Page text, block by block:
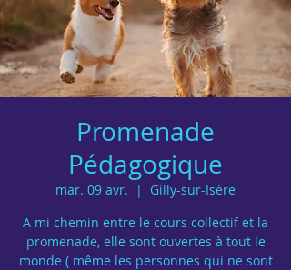
Promenade
Pédagogique
mar. 09 avr.
  |
Gilly-sur-Isère
A mi chemin entre le cours collectif et la
promenade, elle sont ouvertes à tout le
monde ( même les personnes qui ne sont